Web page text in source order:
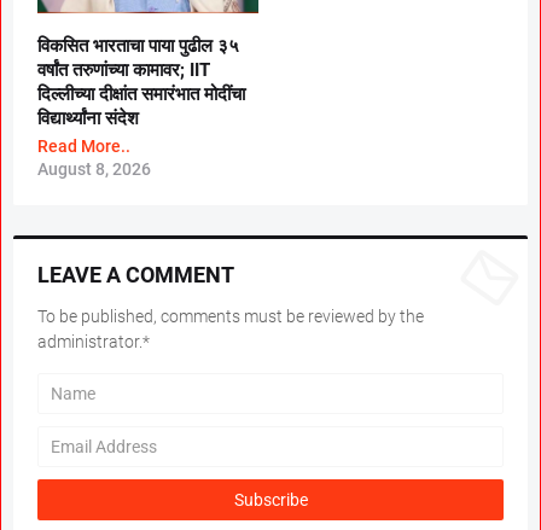
विकसित भारताचा पाया पुढील ३५
वर्षांत तरुणांच्या कामावर; IIT
दिल्लीच्या दीक्षांत समारंभात मोदींचा
विद्यार्थ्यांना संदेश
Read More..
August 8, 2026
LEAVE A COMMENT
To be published, comments must be reviewed by the
administrator.*